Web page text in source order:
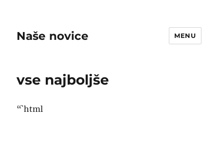
Naše novice MENU
vse najboljše
“`html